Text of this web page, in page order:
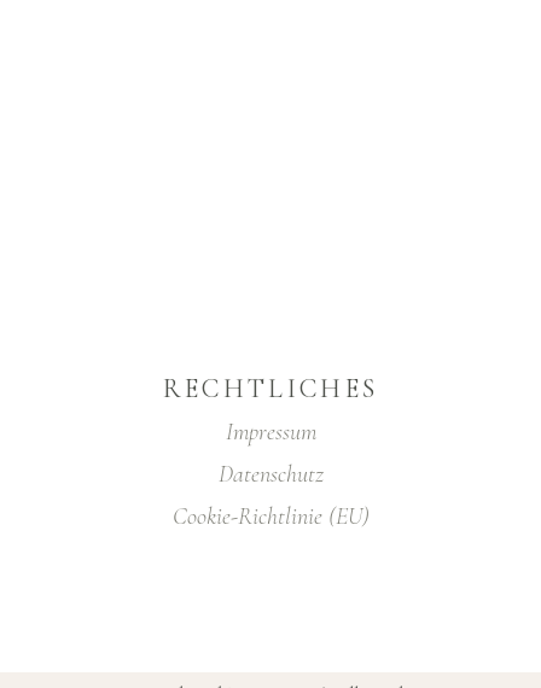
RECHTLICHES
Impressum
Datenschutz
Cookie-Richtlinie (EU)